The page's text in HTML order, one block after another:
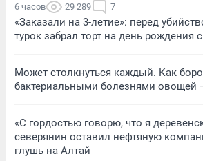
6 часов 29 289 7
«Заказали на 3-летие»: перед
турок забрал торт на день рождения
Может столкнуться каждый. Как
бактериальными болезнями овощей
«С гордостью говорю, что я
северянин оставил нефтяную
глушь на Алтай